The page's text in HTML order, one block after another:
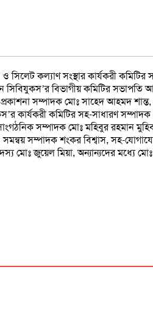
কল্যাণ সংস্থার কার্যকরী
সিবিযুকস’র বিভাগীয় কমিটির
প্রকাশনা সম্পাদক মোঃ সাহেদ
কার্যকরী কমিটির সহ-সাধারণ
সম্পাদক মোঃ মহিবুর রহমান
সম্পাদক শংকর বিশ্বাস, সহ-
মোঃ জুয়েল মিয়া, অন্যান্যদের